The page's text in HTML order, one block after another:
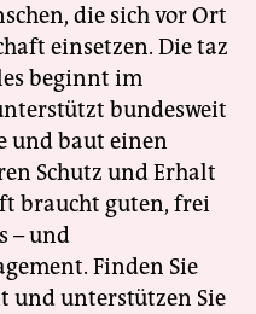
die sich vor Ort
einsetzen. Die taz
beginnt im
bundesweit
und baut einen
Schutz und Erhalt
braucht guten, frei
– und
Finden Sie
und unterstützen Sie